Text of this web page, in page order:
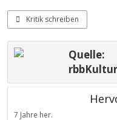
Kritik schreiben
Quelle:
rbbKultur
7 Jahre her.